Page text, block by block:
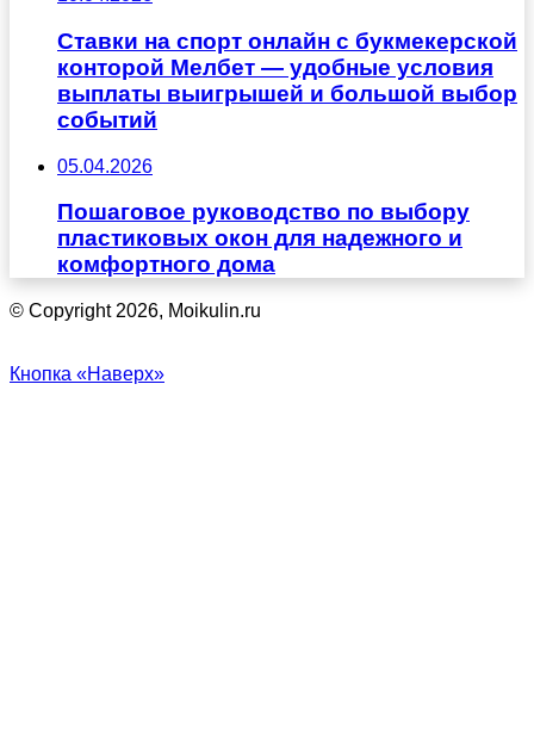
Ставки на спорт онлайн с букмекерской
конторой Мелбет — удобные условия
выплаты выигрышей и большой выбор
событий
05.04.2026
Пошаговое руководство по выбору
пластиковых окон для надежного и
комфортного дома
© Copyright 2026, Moikulin.ru
Кнопка «Наверх»